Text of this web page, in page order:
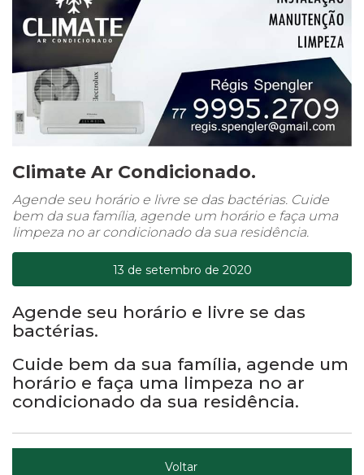
Climate Ar Condicionado.
Agende seu horário e livre se das bactérias. Cuide
bem da sua família, agende um horário e faça uma
limpeza no ar condicionado da sua residência.
13 de setembro de 2020
Agende seu horário e livre se das
bactérias.
Cuide bem da sua família, agende um
horário e faça uma limpeza no ar
condicionado da sua residência.
Voltar